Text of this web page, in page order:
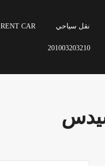
نقل سياحي RENT CAR
201003203210